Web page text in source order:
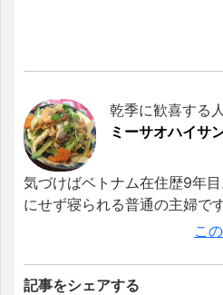
乾季に歓喜する人
ミーサオハイサ
気づけばベトナム在住歴9年
にせず寝られる普通の主婦です
こ
記事をシェアする